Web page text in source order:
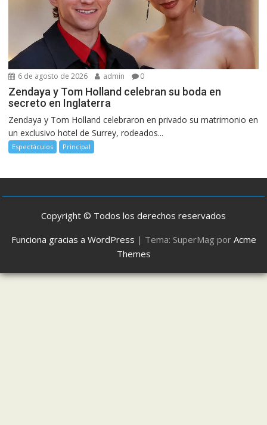
6 de agosto de 2026 admin 0
Zendaya y Tom Holland celebran su boda en
secreto en Inglaterra
Zendaya y Tom Holland celebraron en privado su matrimonio en
un exclusivo hotel de Surrey, rodeados...
Espectáculos Principal
Copyright © Todos los derechos reservados
Funciona gracias a WordPress | Tema: SuperMag por Acme
Themes